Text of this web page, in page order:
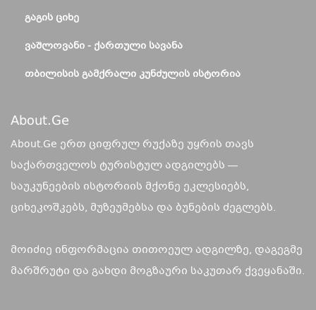
ᲒᲐᲒᲘᲡ ᲪᲘᲮᲔ
ᲕᲐᲨᲚᲝᲕᲐᲜᲘ - ᲥᲐᲠᲗᲣᲚᲘ ᲡᲐᲕᲐᲜᲐ
ᲗᲑᲘᲚᲘᲡᲘᲡ ᲒᲐᲛᲥᲠᲐᲚᲘ ᲙᲣᲜᲫᲣᲚᲘᲡ ᲘᲡᲢᲝᲠᲘᲐ
About.ge
About.Ge ერთ ციფრულ რუქაზე უყრის თავს
საქართველოს ტურისტულ ადგილებს —
საუკუნეების ისტორიის მქონე ეკლესიებს,
ციხეკოშკებს, მუზეუმებსა და ბუნების ძეგლებს.
მოიძიე ინფორმაცია თითოეულ ადგილზე, დაგეგმე
მარშრუტი და გახდი მოგზაური საკუთარ ქვეყანაში.